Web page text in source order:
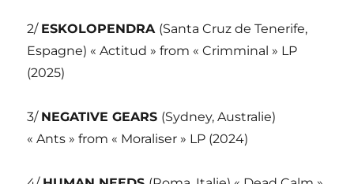
2/ ESKOLOPENDRA (Santa Cruz de Tenerife,
Espagne) « Actitud » from « Crimminal » LP
(2025)
3/ NEGATIVE GEARS (Sydney, Australie)
« Ants » from « Moraliser » LP (2024)